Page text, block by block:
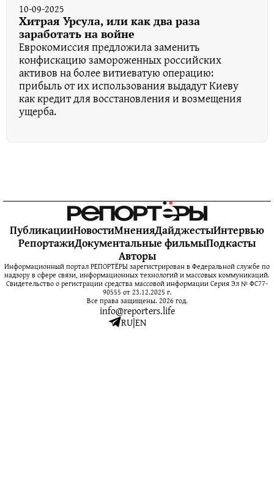
10-09-2025
Хитрая Урсула, или как два раза
заработать на войне
Еврокомиссия предложила заменить
конфискацию замороженных российских
активов на более витиеватую операцию:
прибыль от их использования выдадут Киеву
как кредит для восстановления и возмещения
ущерба.
ПубликацииНовостиМненияДайджестыИнтервью
РепортажиДокументальные фильмыПодкасты
Авторы
Информационный портал РЕПОРТЁРЫ зарегистрирован в Федеральной службе по
надзору в сфере связи, информационных технологий и массовых коммуникаций.
Свидетельство о регистрации средства массовой информации Серия Эл № ФС77-
90555 от 23.12.2025 г.
Все права защищены. 2026 год.
info@reporters.life
RU|EN